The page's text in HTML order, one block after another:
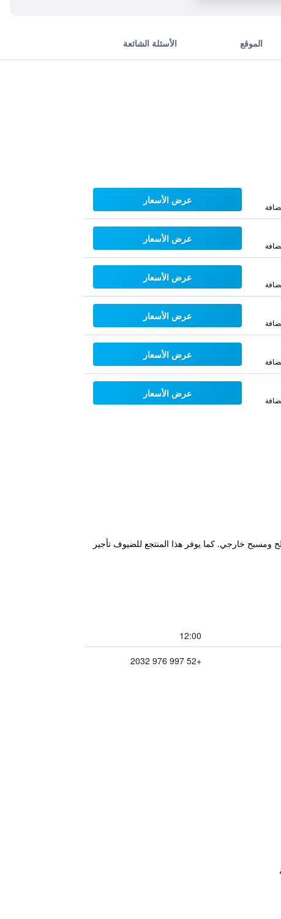
الموقع الأسئلة الشائعة
عرض الأسعار
عرض الأسعار
عرض الأسعار
عرض الأسعار
عرض الأسعار
عرض الأسعار
ومسبح خارجي. كما يوفر هذا المنتجع للضيوف تأجير
12:00
+52 997 976 2032